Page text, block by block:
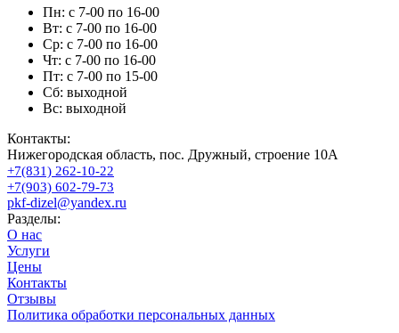
Пн: с 7-00 по 16-00
Вт: с 7-00 по 16-00
Ср: с 7-00 по 16-00
Чт: с 7-00 по 16-00
Пт: с 7-00 по 15-00
Сб: выходной
Вс: выходной
Контакты:
Нижегородская область, пос. Дружный, строение 10А
+7(831) 262-10-22
+7(903) 602-79-73
pkf-dizel@yandex.ru
Разделы:
О нас
Услуги
Цены
Контакты
Отзывы
Политика обработки персональных данных